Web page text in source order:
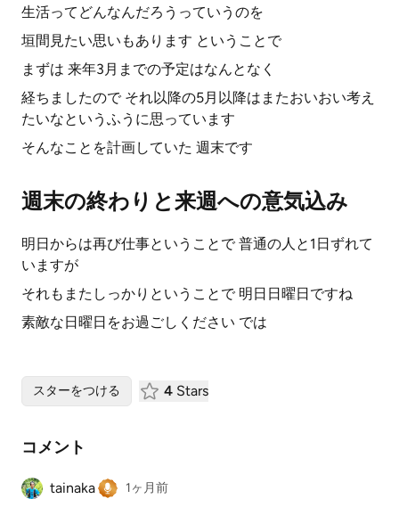
生活ってどんなんだろうっていうのを
垣間見たい思いもあります ということで
まずは 来年3月までの予定はなんとなく
経ちましたので それ以降の5月以降はまたおいおい考え
たいなというふうに思っています
そんなことを計画していた 週末です
週末の終わりと来週への意気込み
明日からは再び仕事ということで 普通の人と1日ずれて
いますが
それもまたしっかりということで 明日日曜日ですね
素敵な日曜日をお過ごしください では
スターをつける 4 Stars
コメント
tainaka 1ヶ月前